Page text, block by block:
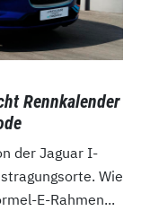
Rennkalender
der Jaguar I-
Wie
E-Rahmen...